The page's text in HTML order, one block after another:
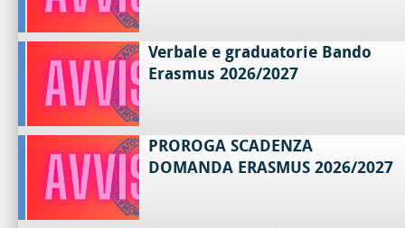
Verbale e graduatorie Bando
Erasmus 2026/2027
PROROGA SCADENZA
DOMANDA ERASMUS 2026/2027